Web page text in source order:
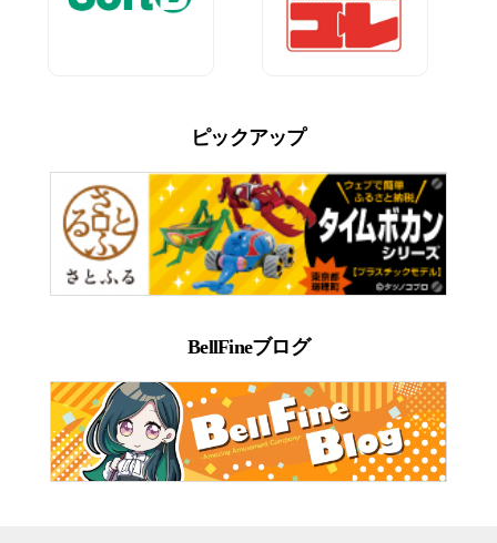
ピックアップ
BellFineブログ